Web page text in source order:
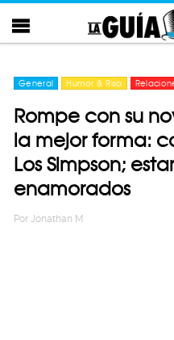
General Humor & Risa
Rompe con su
la mejor forma:
Los Simpson;
enamorados
Por Jonathan M